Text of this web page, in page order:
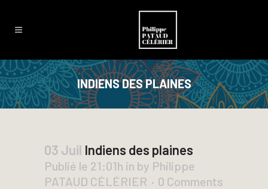
INDIENS DES PLAINES
03 Juil Indiens des plaines
Publié le 21:01h in by Philippe
PATAUD CÉLÉRIER
0 Comments